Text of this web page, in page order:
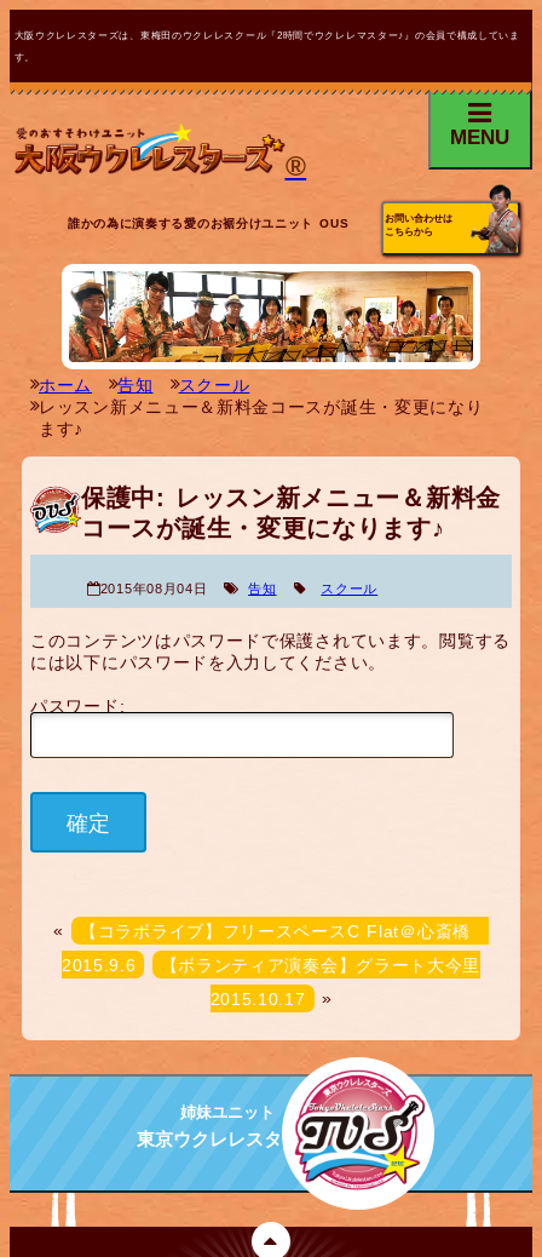
大阪ウクレレスターズは、東梅田のウクレレスクール『2時間でウクレレマスター♪』の会員で構成していま
す。
®
MENU
誰かの為に演奏する愛のお裾分けユニット OUS
お問い合わせは
こちらから
ホーム 告知
スクール
レッスン新メニュー＆新料金コースが誕生・変更になり
ます♪
保護中: レッスン新メニュー＆新料金
コースが誕生・変更になります♪
2015年08月04日 告知 スクール
このコンテンツはパスワードで保護されています。閲覧する
には以下にパスワードを入力してください。
パスワード:
«
【コラボライブ】フリースペースC Flat＠心斎橋
2015.9.6
【ボランティア演奏会】グラート大今里
2015.10.17 »
姉妹ユニット
東京ウクレレスターズ